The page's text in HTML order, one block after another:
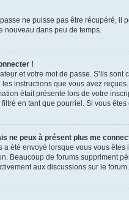
ne puisse pas être récupéré,
nouveau dans peu de temps.
!
et votre mot de passe. S’ils
instructions que vous avez
était présente lors de votre
en tant que pourriel. Si vous
ne peux à présent plus me
été envoyé lorsque vous vous
Beaucoup de forums suppriment
aux discussions sur le forum.